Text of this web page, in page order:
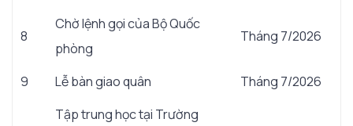
8
Chờ lệnh gọi của Bộ Quốc
phòng
Tháng 7/2026
9 Lễ bàn giao quân Tháng 7/2026
Tập trung học tại Trường